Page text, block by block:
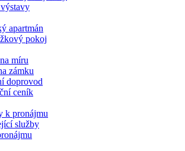
apartmán
pokoj
míru
zámku
doprovod
ceník
k pronájmu
služby